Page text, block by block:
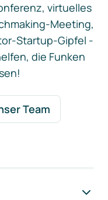
virtuelles
Meeting,
Startup-Gipfel -
die Funken
Team